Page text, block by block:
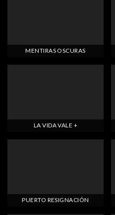
MENTIRAS OSCURAS
LA VIDA VALE +
PUERTO RESIGNACIÓN